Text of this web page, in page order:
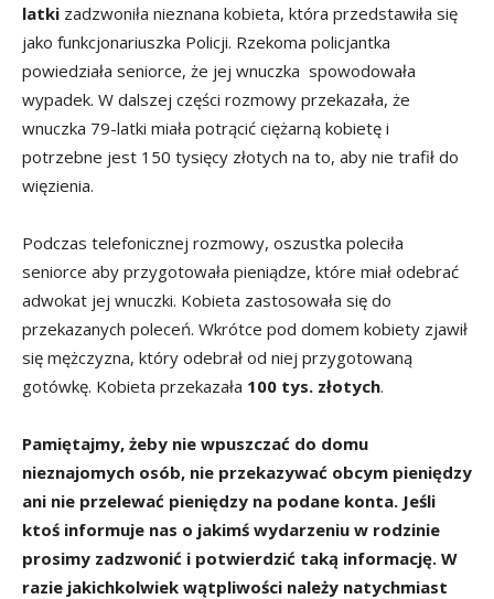
latki zadzwoniła nieznana kobieta, która przedstawiła się
jako funkcjonariuszka Policji. Rzekoma policjantka
powiedziała seniorce, że jej wnuczka spowodowała
wypadek. W dalszej części rozmowy przekazała, że
wnuczka 79-latki miała potrącić ciężarną kobietę i
potrzebne jest 150 tysięcy złotych na to, aby nie trafił do
więzienia.
Podczas telefonicznej rozmowy, oszustka poleciła
seniorce aby przygotowała pieniądze, które miał odebrać
adwokat jej wnuczki. Kobieta zastosowała się do
przekazanych poleceń. Wkrótce pod domem kobiety zjawił
się mężczyzna, który odebrał od niej przygotowaną
gotówkę. Kobieta przekazała 100 tys. złotych.
Pamiętajmy, żeby nie wpuszczać do domu
nieznajomych osób, nie przekazywać obcym pieniędzy
ani nie przelewać pieniędzy na podane konta. Jeśli
ktoś informuje nas o jakimś wydarzeniu w rodzinie
prosimy zadzwonić i potwierdzić taką informację. W
razie jakichkolwiek wątpliwości należy natychmiast